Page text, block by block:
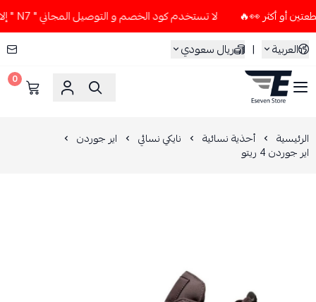
لا تستخدم كود الخصم و التوصيل المجاني " N7 " إلا إذا طلبت قطعتين أو أكثر 👀🔥
العربية
| ريال سعودي
ESEVEN STORE
0
الرئيسية أحذية نسائية نايكي نسائي اير جوردن
اير جوردن 4 ريتو